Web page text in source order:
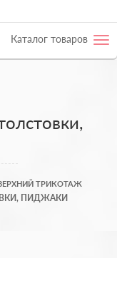
Каталог товаров
ТРИКОТАЖ
ПИДЖАКИ